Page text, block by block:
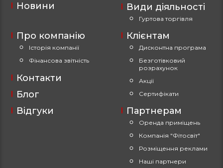
Про компанію
Історія компанії
Фінансова звітність
Види діяльності
Гуртова торгівля
Контакти
Відгуки
Новини
Клієнтам
Дисконтна програма
Безготівковий
розрахунок
Акції
Сертифікати
Партнерам
Оренда приміщень
Компанія "Фітосвіт"
Розміщення реклами
Наші партнери
Блог